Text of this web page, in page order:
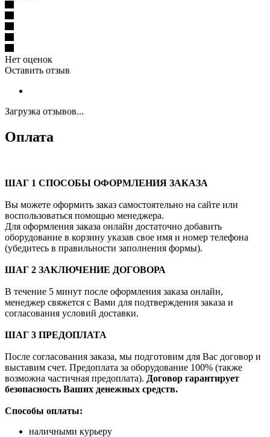
Нет оценок
Оставить отзыв
Загрузка отзывов...
Оплата
ШАГ 1 СПОСОБЫ ОФОРМЛЕНИЯ ЗАКАЗА
Вы можете оформить заказ самостоятельно на сайте или
воспользоваться помощью менеджера.
Для оформления заказа онлайн достаточно добавить
оборудование в корзину указав свое имя и номер телефона
(убедитесь в правильности заполнения формы).
ШАГ 2 ЗАКЛЮЧЕНИЕ ДОГОВОРА
В течение 5 минут после оформления заказа онлайн,
менеджер свяжется с Вами для подтверждения заказа и
согласования условий доставки.
ШАГ 3 ПРЕДОПЛАТА
После согласования заказа, мы подготовим для Вас договор и
выставим счет. Предоплата за оборудование 100% (также
возможна частичная предоплата). Договор гарантирует
безопасность Ваших денежных средств.
Способы оплаты:
наличными курьеру